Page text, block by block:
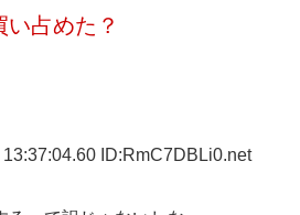
占めた？
13:37:04.60 ID:RmC7DBLi0.net